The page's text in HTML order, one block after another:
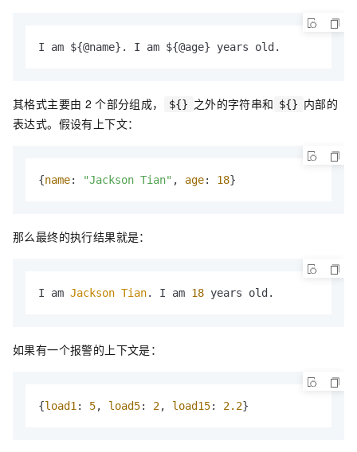
I am ${@name}. I am ${@age} years old.
其格式主要由 2 个部分组成， ${} 之外的字符串和 ${} 内部的
表达式。假设有上下文：
{name: "Jackson Tian" , age: 18}
那么最终的执行结果就是：
I am Jackson Tian. I am 18 years old.
如果有一个报警的上下文是：
{load1 : 5, load5: 2, load15: 2.2}